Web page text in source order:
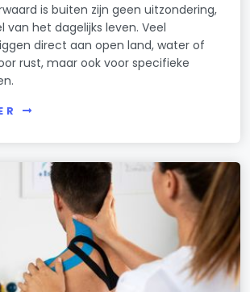
is buiten zijn geen uitzondering,
van het dagelijks leven. Veel
direct aan open land, water of
rust, maar ook voor specifieke